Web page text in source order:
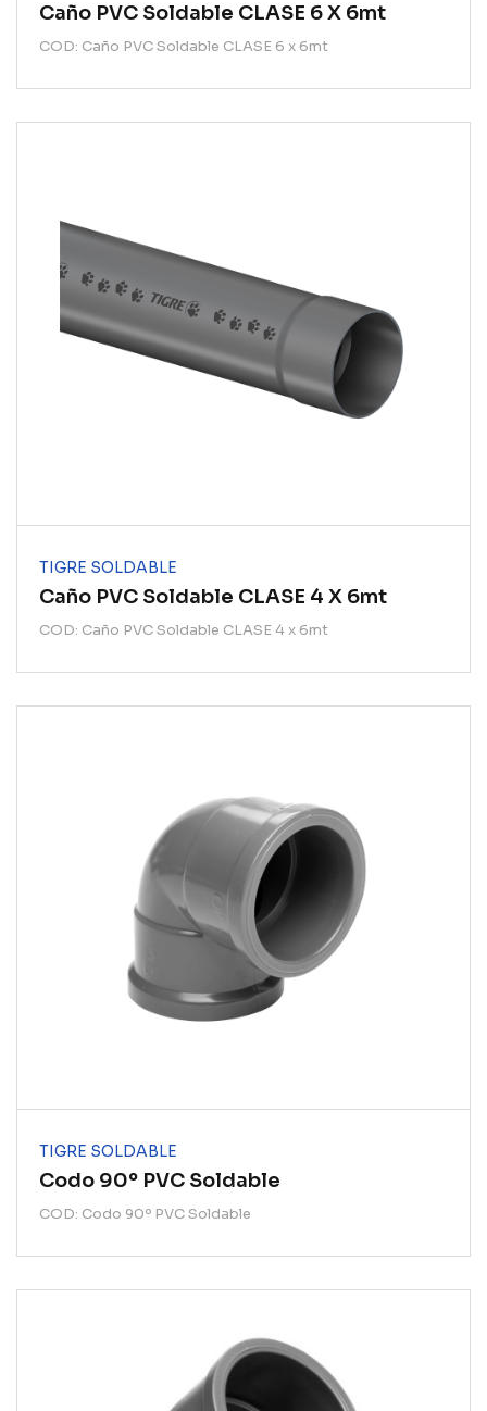
Caño PVC Soldable CLASE 6 X 6mt
COD: Caño PVC Soldable CLASE 6 x 6mt
TIGRE SOLDABLE
Caño PVC Soldable CLASE 4 X 6mt
COD: Caño PVC Soldable CLASE 4 x 6mt
TIGRE SOLDABLE
Codo 90º PVC Soldable
COD: Codo 90º PVC Soldable